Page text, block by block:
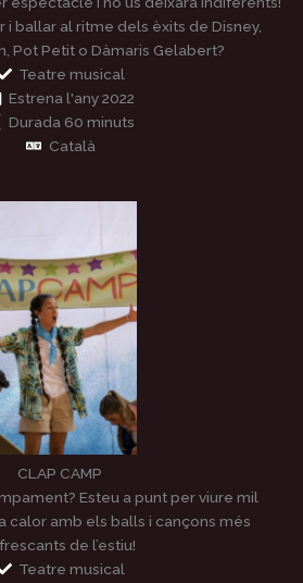
i ballar al ritme dels èxits de Disney,
Pot Petit o Dàmaris Gelabert?
Teatre musical
Estrena l'any 2022
Durada 60 minuts
Català
CLAP CAMP
Esteu a punt per viure mil
calor amb els balls i cançons més
de l’estiu!
Teatre musical